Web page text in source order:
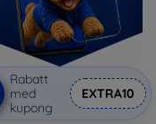
Rabatt
med
kupong
EXTRA10